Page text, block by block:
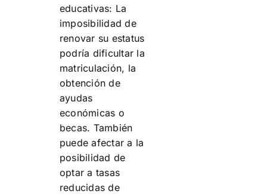
educativas: La
imposibilidad de
renovar su estatus
podría dificultar la
matriculación, la
obtención de
ayudas
económicas o
becas. También
puede afectar a la
posibilidad de
optar a tasas
reducidas de